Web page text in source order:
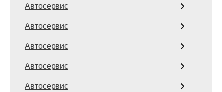
Автосервис
Автосервис
Автосервис
Автосервис
Автосервис